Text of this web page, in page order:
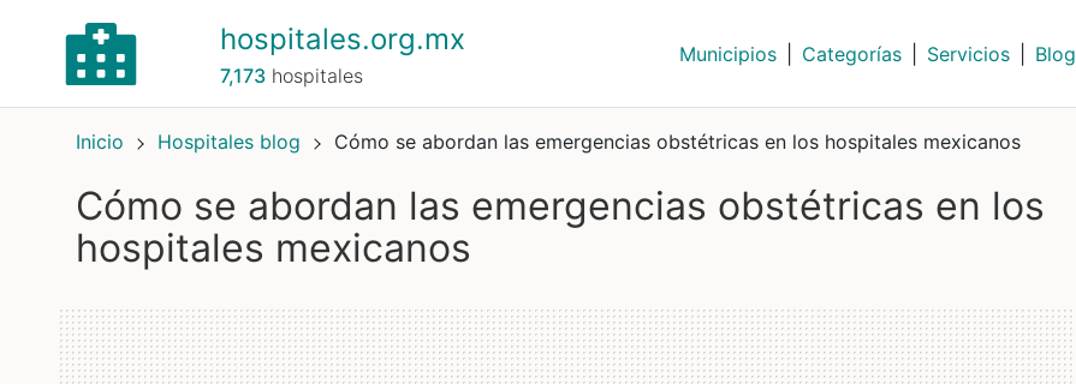
hospitales.org.mx
7,173hospitales
Municipios Categorías Servicios Blog
Inicio Hospitales blog Cómo se abordan las emergencias obstétricas en los hospitales mexicanos
Cómo se abordan las emergencias obstétricas en los
hospitales mexicanos